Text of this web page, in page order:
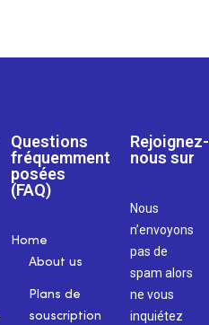
Questions
fréquemment
posées
(FAQ)
Home
About us
Plans de
souscription
Rejoignez-
nous sur
Nous
n’envoyons
pas de
spam alors
ne vous
inquiétez